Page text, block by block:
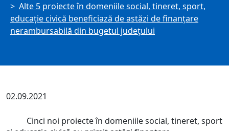
Alte 5 proiecte în domeniile social, tineret, sport,
educație civică beneficiază de astăzi de finanțare
nerambursabilă din bugetul județului
02.09.2021
Cinci noi proiecte în domeniile social, tineret, sport